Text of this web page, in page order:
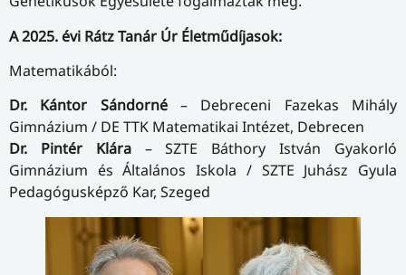
A 2025. évi Rátz Tanár Úr Életműdíjasok:
Matematikából:
Dr. Kántor Sándorné– Debreceni Fazekas Mihály
Gimnázium / DE TTK Matematikai Intézet, Debrecen
Dr. Pintér Klára– SZTE Báthory István Gyakorló
Gimnázium és Általános Iskola / SZTE Juhász Gyula
Pedagógusképző Kar, Szeged